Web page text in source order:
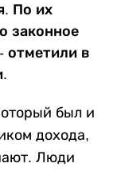
По их
законное
отметили в
был и
дохода,
Люди